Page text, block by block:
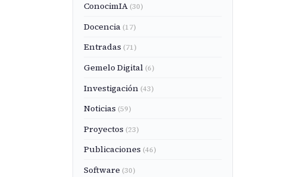
ConocimIA (30)
Docencia (17)
Entradas (71)
Gemelo Digital (6)
Investigación (43)
Noticias (59)
Proyectos (23)
Publicaciones (46)
Software (30)